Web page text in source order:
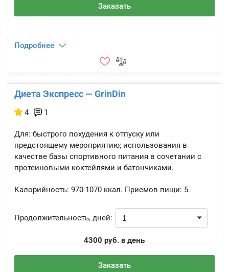
Заказать
Подробнее
Диета Экспресс — GrinDin
4 1
Для: быстрого похудения к отпуску или
предстоящему мероприятию; использования в
качестве базы спортивного питания в сочетании с
протеиновыми коктейлями и батончиками.
Калорийность: 970-1070 ккал. Приемов пищи: 5.
Продолжительность, дней:
4300 руб. в день
Заказать